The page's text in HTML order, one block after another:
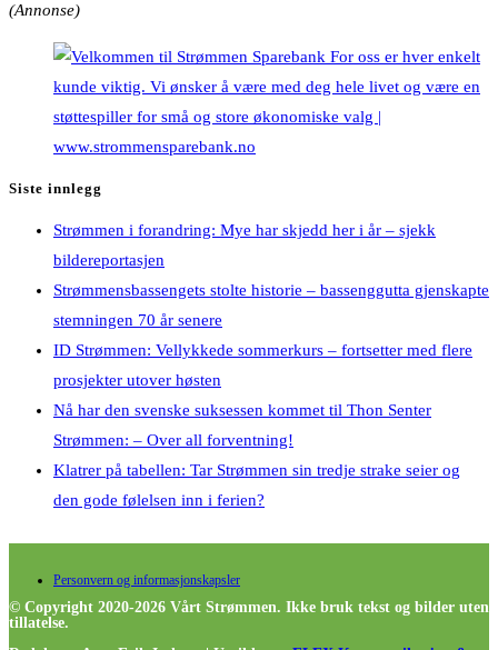
(Annonse)
Siste innlegg
Strømmen i forandring: Mye har skjedd her i år – sjekk
bildereportasjen
Strømmensbassengets stolte historie – bassenggutta gjenskapte
stemningen 70 år senere
ID Strømmen: Vellykkede sommerkurs – fortsetter med flere
prosjekter utover høsten
Nå har den svenske suksessen kommet til Thon Senter
Strømmen: – Over all forventning!
Klatrer på tabellen: Tar Strømmen sin tredje strake seier og
den gode følelsen inn i ferien?
Personvern og informasjonskapsler
© Copyright 2020-2026 Vårt Strømmen. Ikke bruk tekst og bilder uten
tillatelse.